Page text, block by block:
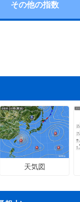
その他の指数
天気図